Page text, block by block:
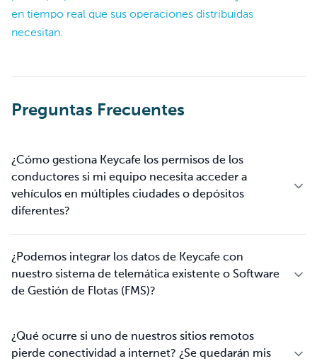
en tiempo real que sus operaciones distribuidas
necesitan.
Preguntas Frecuentes
¿Cómo gestiona Keycafe los permisos de los
conductores si mi equipo necesita acceder a
vehículos en múltiples ciudades o depósitos
diferentes?
¿Podemos integrar los datos de Keycafe con
nuestro sistema de telemática existente o Software
de Gestión de Flotas (FMS)?
¿Qué ocurre si uno de nuestros sitios remotos
pierde conectividad a internet? ¿Se quedarán mis